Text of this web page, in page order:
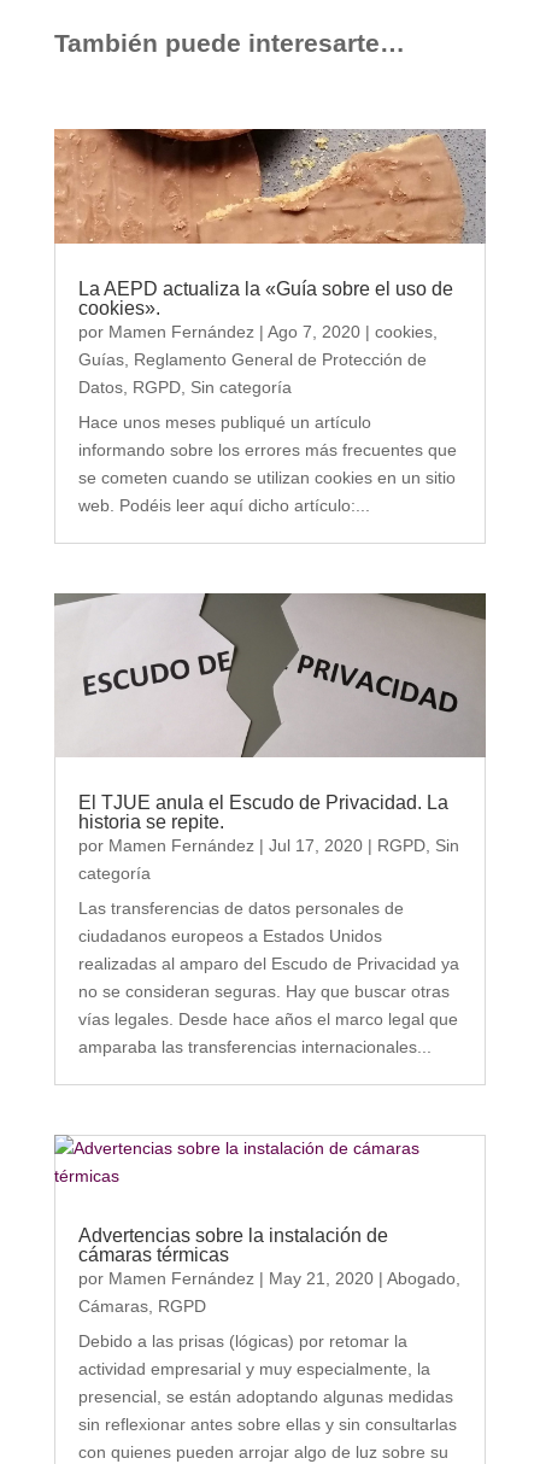
También puede interesarte…
La AEPD actualiza la «Guía sobre el uso de
cookies».
por Mamen Fernández| Ago 7, 2020| cookies,
Guías, Reglamento General de Protección de
Datos, RGPD, Sin categoría
Hace unos meses publiqué un artículo
informando sobre los errores más frecuentes que
se cometen cuando se utilizan cookies en un sitio
web. Podéis leer aquí dicho artículo:...
El TJUE anula el Escudo de Privacidad. La
historia se repite.
por Mamen Fernández| Jul 17, 2020| RGPD, Sin
categoría
Las transferencias de datos personales de
ciudadanos europeos a Estados Unidos
realizadas al amparo del Escudo de Privacidad ya
no se consideran seguras. Hay que buscar otras
vías legales. Desde hace años el marco legal que
amparaba las transferencias internacionales...
Advertencias sobre la instalación de
cámaras térmicas
por Mamen Fernández| May 21, 2020| Abogado,
Cámaras, RGPD
Debido a las prisas (lógicas) por retomar la
actividad empresarial y muy especialmente, la
presencial, se están adoptando algunas medidas
sin reflexionar antes sobre ellas y sin consultarlas
con quienes pueden arrojar algo de luz sobre su